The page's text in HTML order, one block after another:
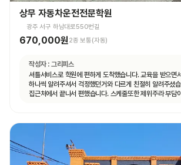
상무 자동차운전전문학원
광주 서구 하남대로550번길
670,000원 2종 보통(자동)
작성자 : 그리피스
셔틀서비스로 학원에 편하게 도착했습니다. 교육을 받으면
하나씩 알려주셔서 걱정했던거와 다르게 친절히 알려주셨
집근처에서 끝나서 편했습니다. 스케줄또한 제위주라 부담